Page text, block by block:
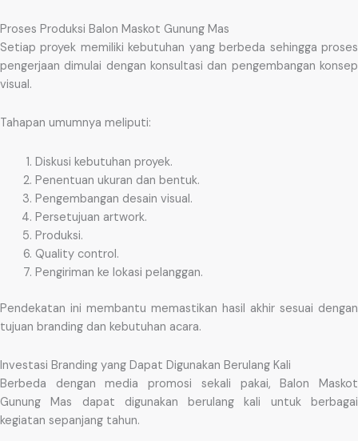
Proses Produksi Balon Maskot Gunung Mas
Setiap proyek memiliki kebutuhan yang berbeda sehingga proses
pengerjaan dimulai dengan konsultasi dan pengembangan konsep
visual.
Tahapan umumnya meliputi:
Diskusi kebutuhan proyek.
Penentuan ukuran dan bentuk.
Pengembangan desain visual.
Persetujuan artwork.
Produksi.
Quality control.
Pengiriman ke lokasi pelanggan.
Pendekatan ini membantu memastikan hasil akhir sesuai dengan
tujuan branding dan kebutuhan acara.
Investasi Branding yang Dapat Digunakan Berulang Kali
Berbeda dengan media promosi sekali pakai, Balon Maskot
Gunung Mas dapat digunakan berulang kali untuk berbagai
kegiatan sepanjang tahun.